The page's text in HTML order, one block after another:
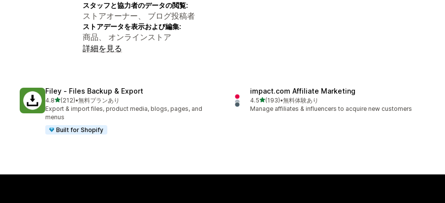
スタッフと協力者のデータの閲覧:
ストアオーナー、 ブログ投稿者
ストアデータを表示および編集:
商品、 オンラインストア
詳細を見る
Filey ‑ Files Backup & Export
4.85つ星中
(212)
合計レビュー数：212件
•無料プランあり
Export & import files, product media, blogs, pages, and
menus
Built for Shopify
impact.com Affiliate Marketing
4.55つ星中
(193)
合計レビュー数：193件
•無料体験あり
Manage affiliates & influencers to acquire new customers